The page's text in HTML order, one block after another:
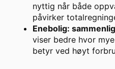
nyttig når både
påvirker
Enebolig:
viser bedre hvor
betyr ved høyt